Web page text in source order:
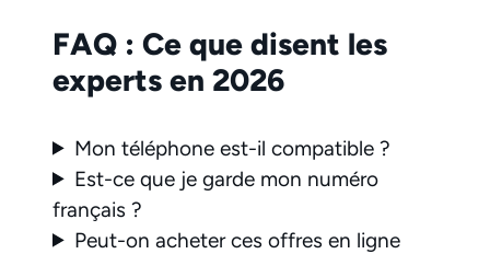
FAQ : Ce que disent les
experts en 2026
Mon téléphone est-il compatible ?
Est-ce que je garde mon numéro
français ?
Peut-on acheter ces offres en ligne